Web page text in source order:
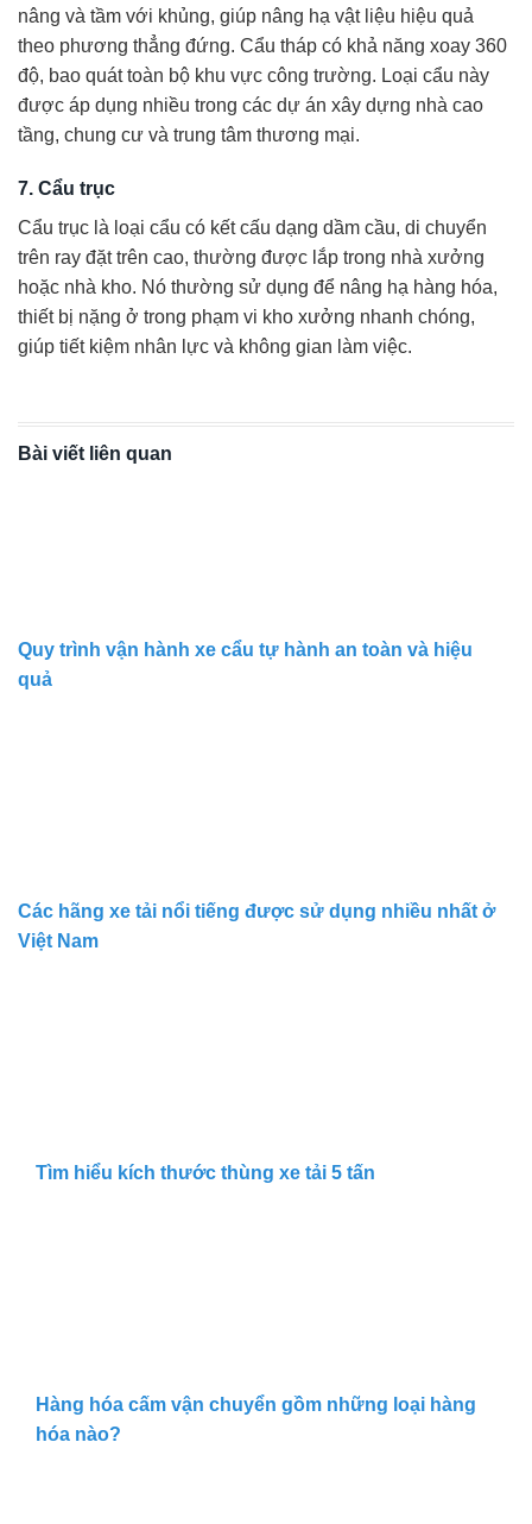
nâng và tầm với khủng, giúp nâng hạ vật liệu hiệu quả
theo phương thẳng đứng. Cẩu tháp có khả năng xoay 360
độ, bao quát toàn bộ khu vực công trường. Loại cẩu này
được áp dụng nhiều trong các dự án xây dựng nhà cao
tầng, chung cư và trung tâm thương mại.
7. Cẩu trục
Cẩu trục là loại cẩu có kết cấu dạng dầm cầu, di chuyển
trên ray đặt trên cao, thường được lắp trong nhà xưởng
hoặc nhà kho. Nó thường sử dụng để nâng hạ hàng hóa,
thiết bị nặng ở trong phạm vi kho xưởng nhanh chóng,
giúp tiết kiệm nhân lực và không gian làm việc.
Bài viết liên quan
Quy trình vận hành xe cẩu tự hành an toàn và hiệu
quả
Các hãng xe tải nổi tiếng được sử dụng nhiều nhất ở
Việt Nam
Tìm hiểu kích thước thùng xe tải 5 tấn
Hàng hóa cấm vận chuyển gồm những loại hàng
hóa nào?